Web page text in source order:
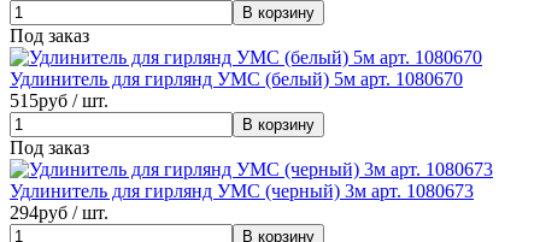
Под заказ
Удлинитель для гирлянд УМС (белый) 5м арт. 1080670
515руб / шт.
Под заказ
Удлинитель для гирлянд УМС (черный) 3м арт. 1080673
294руб / шт.